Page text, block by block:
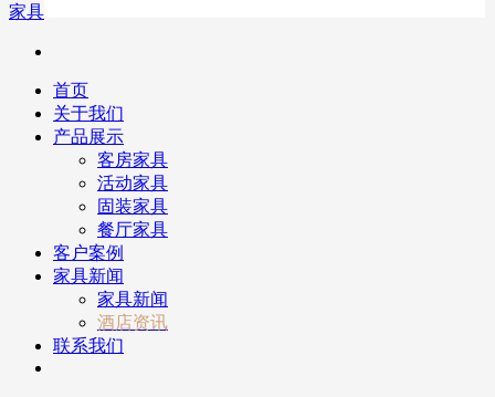
家具
首页
关于我们
产品展示
客房家具
活动家具
固装家具
餐厅家具
客户案例
家具新闻
家具新闻
酒店资讯
联系我们